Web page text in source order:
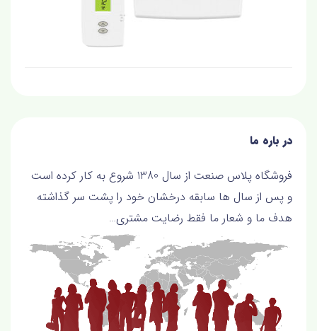
در باره ما
فروشگاه پلاس صنعت از سال 1380 شروع به کار کرده است
و پس از سال ها سابقه درخشان خود را پشت سر گذاشته
هدف ما و شعار ما فقط رضايت مشتري…